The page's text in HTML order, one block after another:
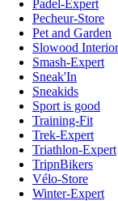
Padel-Expert
Pecheur-Store
Pet and Garden
Slowood Interior
Smash-Expert
Sneak'In
Sneakids
Sport is good
Training-Fit
Trek-Expert
Triathlon-Expert
TripnBikers
Vélo-Store
Winter-Expert